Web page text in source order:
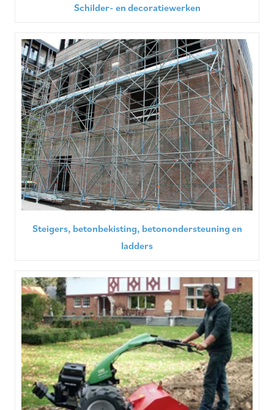
Schilder- en decoratiewerken
Steigers, betonbekisting, betonondersteuning en
ladders